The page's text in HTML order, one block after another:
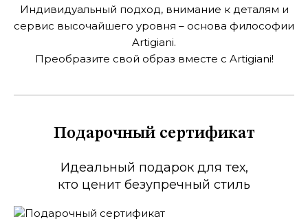
Индивидуальный подход, внимание к деталям и
сервис высочайшего уровня – основа философии
Artigiani.
Преобразите свой образ вместе с Artigiani!
Подарочный сертификат
Идеальный подарок для тех,
кто ценит безупречный стиль